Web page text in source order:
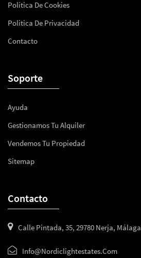
Política De Cookies
Politica De Privacidad
Contacto
Soporte
Ayuda
Gestionamos Tu Alquiler
Vendemos Tu Propiedad
Sitemap
Contacto
Calle Pintada, 35, 29780 Nerja, Málaga
Info@nordiclightestates.com